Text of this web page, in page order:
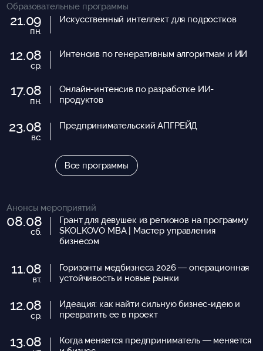
Образовательные программы
21.09
пн.
Искусственный интеллект для подростков
12.08
ср.
Интенсив по генеративным алгоритмам и ИИ
17.08
пн.
Онлайн-интенсив по разработке ИИ-
продуктов
23.08
вс.
Предпринимательский АПГРЕЙД
Все программы
Анонсы мероприятий
08.08
сб.
Грант для девушек из регионов на программу
SKOLKOVO MBA | Мастер управления
бизнесом
11.08
вт.
Горизонты медбизнеса 2026 — операционная
устойчивость и новые рынки
12.08
ср.
Идеация: как найти сильную бизнес-идею и
превратить ее в проект
13.08
Когда меняется предприниматель — меняется